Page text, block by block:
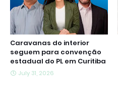
Caravanas do interior
seguem para convenção
estadual do PL em Curitiba
July 31, 2026